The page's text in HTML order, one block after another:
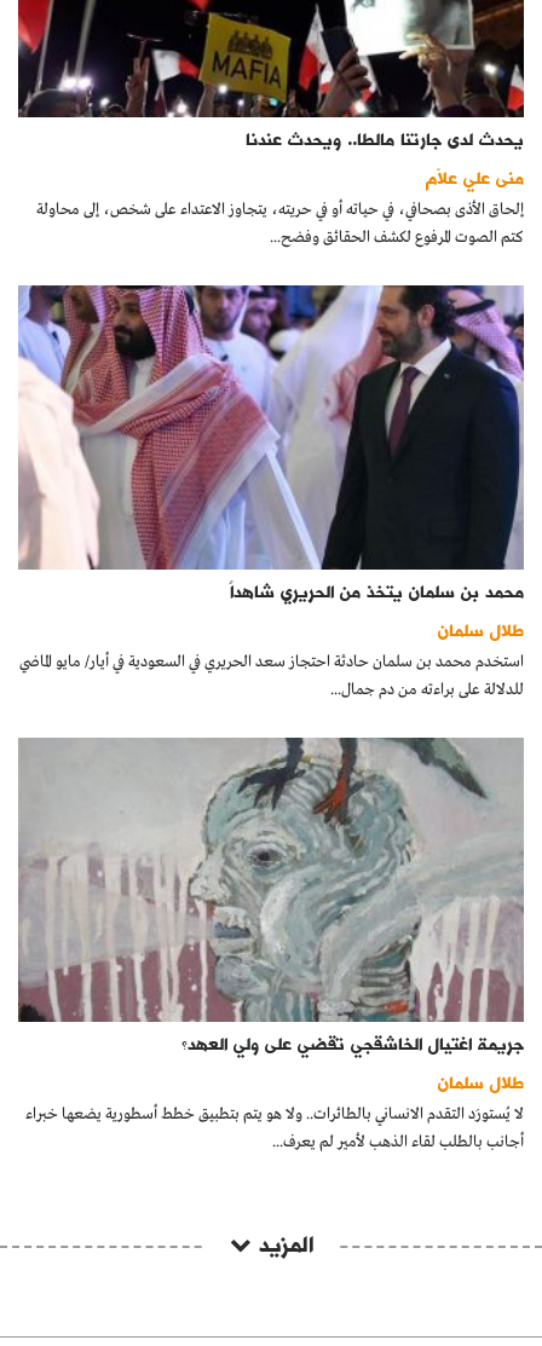
يحدث لدى جارتنا مالطا.. ويحدث عندنا
منى علي علاّم
إلحاق الأذى بصحافي، في حياته أو في حريته، يتجاوز الاعتداء على شخص، إلى محاولة
كتم الصوت المرفوع لكشف الحقائق وفضح...
محمد بن سلمان يتخذ من الحريري شاهداً
طلال سلمان
استخدم محمد بن سلمان حادثة احتجاز سعد الحريري في السعودية في أيار/ مايو الماضي
للدلالة على براءته من دم جمال...
جريمة اغتيال الخاشقجي تقضي على ولي العهد؟
طلال سلمان
لا يُستورَد التقدم الانساني بالطائرات.. ولا هو يتم بتطبيق خطط أسطورية يضعها خبراء
أجانب بالطلب لقاء الذهب لأمير لم يعرف...
المزيد